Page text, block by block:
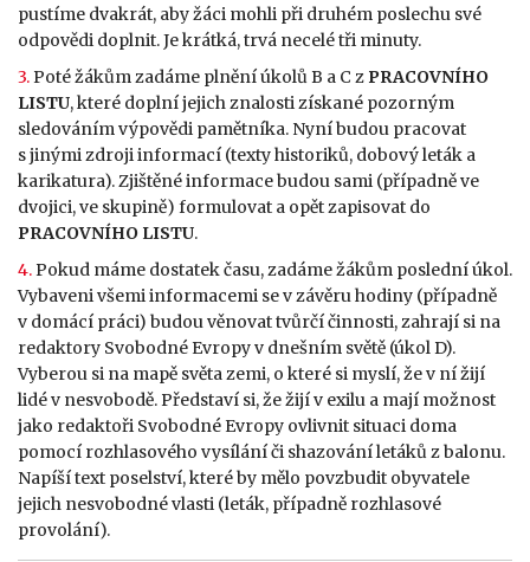
pustíme dvakrát, aby žáci mohli při druhém poslechu své
odpovědi doplnit. Je krátká, trvá necelé tři minuty.
3.Poté žákům zadáme plnění úkolů B a C z PRACOVNÍHO
LISTU, které doplní jejich znalosti získané pozorným
sledováním výpovědi pamětníka. Nyní budou pracovat
s jinými zdroji informací (texty historiků, dobový leták a
karikatura). Zjištěné informace budou sami (případně ve
dvojici, ve skupině) formulovat a opět zapisovat do
PRACOVNÍHO LISTU.
4.Pokud máme dostatek času, zadáme žákům poslední úkol.
Vybaveni všemi informacemi se v závěru hodiny (případně
v domácí práci) budou věnovat tvůrčí činnosti, zahrají si na
redaktory Svobodné Evropy v dnešním světě (úkol D).
Vyberou si na mapě světa zemi, o které si myslí, že v ní žijí
lidé v nesvobodě. Představí si, že žijí v exilu a mají možnost
jako redaktoři Svobodné Evropy ovlivnit situaci doma
pomocí rozhlasového vysílání či shazování letáků z balonu.
Napíší text poselství, které by mělo povzbudit obyvatele
jejich nesvobodné vlasti (leták, případně rozhlasové
provolání).